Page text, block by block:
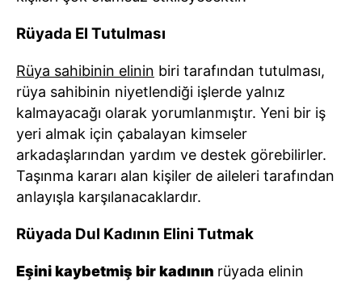
Rüyada El Tutulması
Rüya sahibinin elinin biri tarafından tutulması,
rüya sahibinin niyetlendiği işlerde yalnız
kalmayacağı olarak yorumlanmıştır. Yeni bir iş
yeri almak için çabalayan kimseler
arkadaşlarından yardım ve destek görebilirler.
Taşınma kararı alan kişiler de aileleri tarafından
anlayışla karşılanacaklardır.
Rüyada Dul Kadının Elini Tutmak
Eşini kaybetmiş bir kadının rüyada elinin